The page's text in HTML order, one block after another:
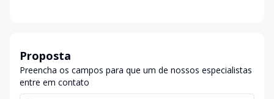
Proposta
Preencha os campos para que um de nossos especialistas
entre em contato